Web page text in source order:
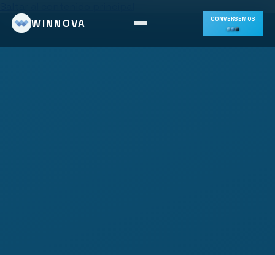
WINNOVA CONVERSEMOS